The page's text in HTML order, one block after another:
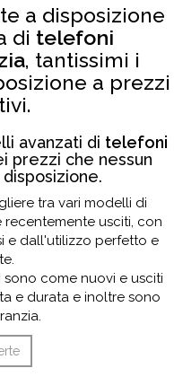
a disposizione
di telefoni
, tantissimi i
a prezzi
avanzati di telefoni
prezzi che nessun
tra vari modelli di
usciti, con
e dall'utilizzo perfetto e
come nuovi e usciti
e durata e inoltre sono